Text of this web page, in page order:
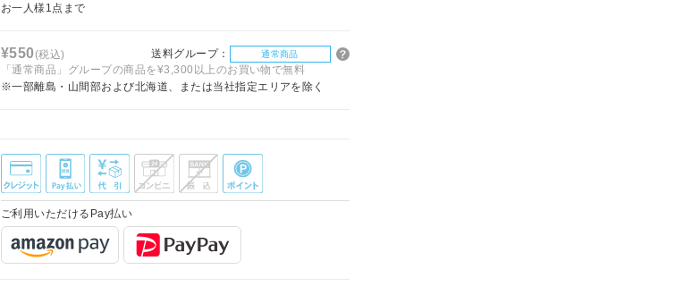
お一人様1点まで
¥550(税込) 送料グループ： 通常商品
「通常商品」グループの商品を¥3,300以上のお買い物で無料
※一部離島・山間部および北海道、または当社指定エリアを除く
ご利用いただけるPay払い